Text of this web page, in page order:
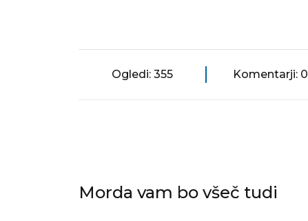
Ogledi: 355 Komentarji: 0
Morda vam bo všeč tudi